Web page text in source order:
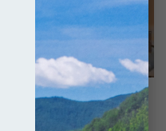
Rumunia
piękność